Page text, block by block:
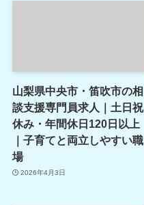
山梨県中央市・笛吹市の相
談支援専門員求人｜土日祝
休み・年間休日120日以上
｜子育てと両立しやすい職
場
2026年4月3日